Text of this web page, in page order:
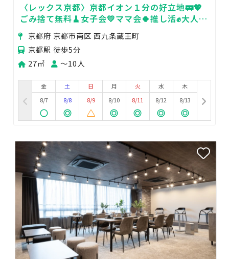
〈レックス京都〉京都イオン１分の好立地🚃💖
ごみ捨て無料🧹女子会💛ママ会🍀推し活✊️大人気
ゲーム機🎮ビジネス💻️
京都府 京都市南区 西九条蔵王町
京都駅 徒歩5分
27㎡
〜10人
金
8/7
土
8/8
日
8/9
月
8/10
火
8/11
水
8/12
木
8/13